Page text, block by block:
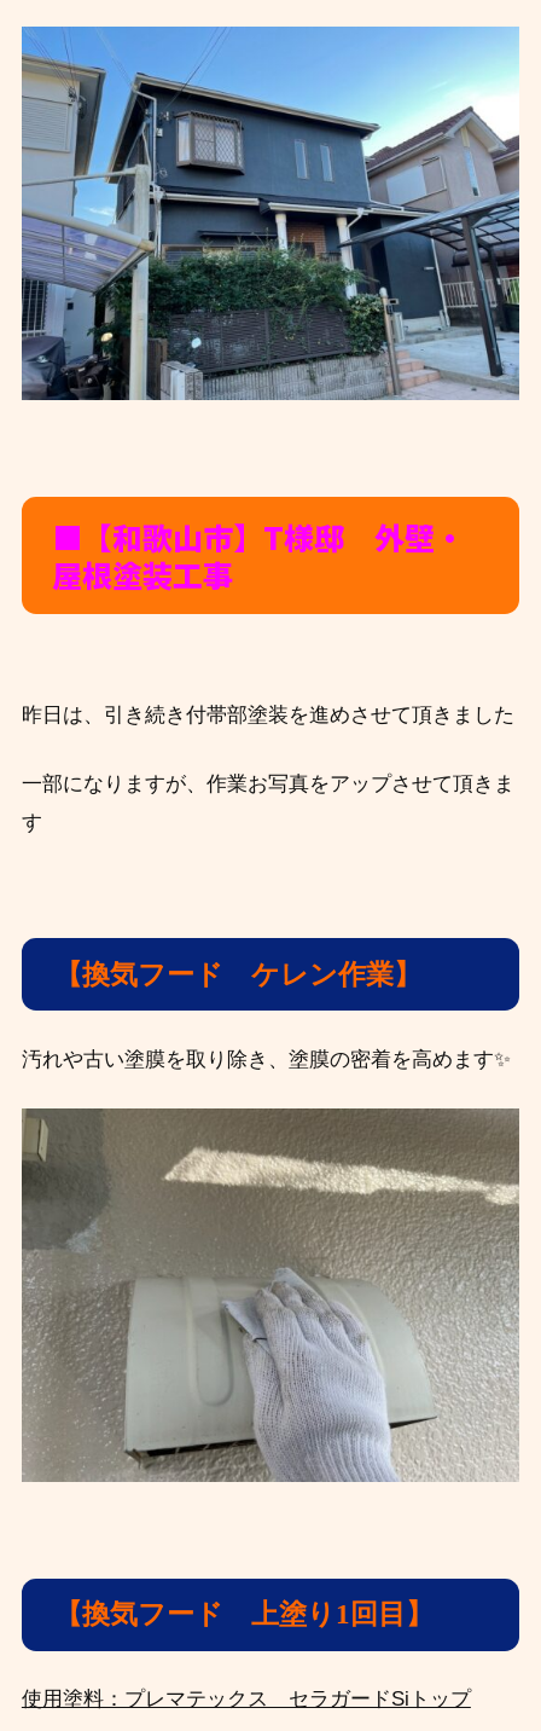
■【和歌山市】T様邸 外壁・
屋根塗装工事
昨日は、引き続き付帯部塗装を進めさせて頂きました
一部になりますが、作業お写真をアップさせて頂きま
す
【換気フード ケレン作業】
汚れや古い塗膜を取り除き、塗膜の密着を高めます✨
【換気フード 上塗り1回目】
使用塗料：プレマテックス セラガードSiトップ